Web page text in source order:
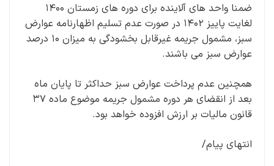
ضمنا واحد های آلاینده برای دوره های زمستان ۱۴۰۰
لغایت پاییز ۱۴۰۲ در صورت عدم تسلیم اظهارنامه عوارض
سبز، مشمول جریمه غیرقابل بخشودگی به میزان ۱۰ درصد
عوارض سبز می باشند.
همچنین عدم پرداخت عوارض سبز حداکثر تا پایان ماه
بعد از انقضای هر دوره مشمول جریمه موضوع ماده ۳۷
قانون مالیات بر ارزش افزوده خواهد بود.
انتهای پیام/